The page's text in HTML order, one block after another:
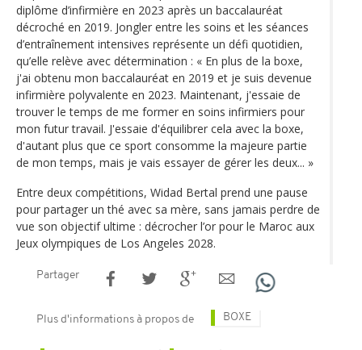
diplôme d’infirmière en 2023 après un baccalauréat
décroché en 2019. Jongler entre les soins et les séances
d’entraînement intensives représente un défi quotidien,
qu’elle relève avec détermination : « En plus de la boxe,
j'ai obtenu mon baccalauréat en 2019 et je suis devenue
infirmière polyvalente en 2023. Maintenant, j'essaie de
trouver le temps de me former en soins infirmiers pour
mon futur travail. J'essaie d'équilibrer cela avec la boxe,
d'autant plus que ce sport consomme la majeure partie
de mon temps, mais je vais essayer de gérer les deux... »
Entre deux compétitions, Widad Bertal prend une pause
pour partager un thé avec sa mère, sans jamais perdre de
vue son objectif ultime : décrocher l’or pour le Maroc aux
Jeux olympiques de Los Angeles 2028.
Partager
Plus d'informations à propos de BOXE